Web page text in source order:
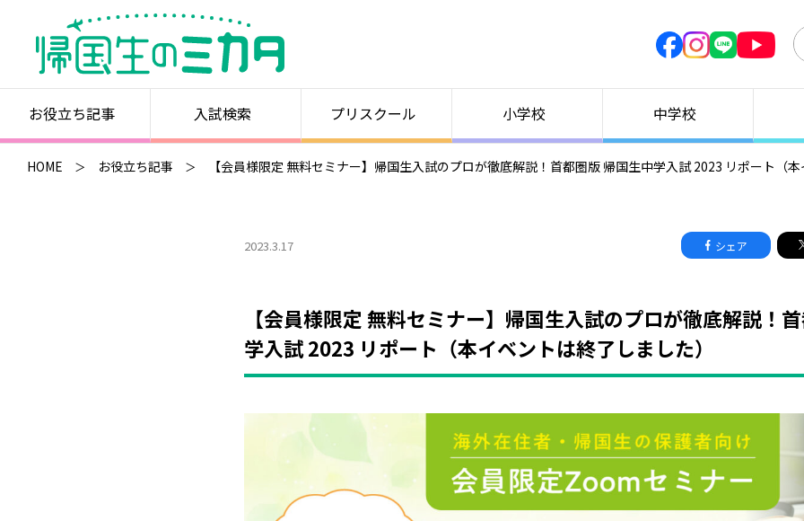
お役立ち記事 入試検索 プリスクール 小学校 中学校
HOME お役立ち記事 【会員様限定 無料セミナー】帰国生入試のプロが徹底解説！首都圏版 帰国生中学入試 2023 リポート（
2023.3.17 シェア
【会員様限定 無料セミナー】帰国生入試のプロが徹底解説！
学入試 2023 リポート（本イベントは終了しました）